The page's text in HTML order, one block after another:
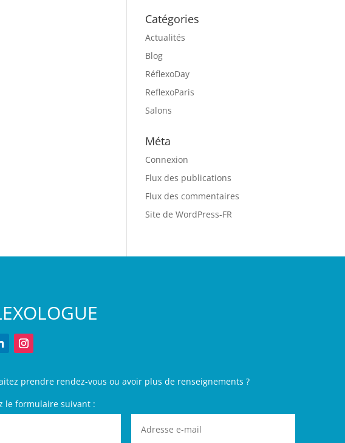
Catégories
Actualités
Blog
RéflexoDay
ReflexoParis
Salons
Méta
Connexion
Flux des publications
Flux des commentaires
Site de WordPress-FR
prendre rendez-vous ou avoir plus de renseignements ?
le formulaire suivant :